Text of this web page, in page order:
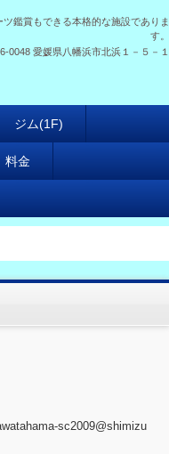
鑑賞もできる本格的な施設でありま
す。
0048 愛媛県八幡浜市北浜１－５－１
ジム(1F)
料金
sc2009@shimizu